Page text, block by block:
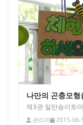
나만의 곤충모
제3관 일만송이토
관리자 2015-06-